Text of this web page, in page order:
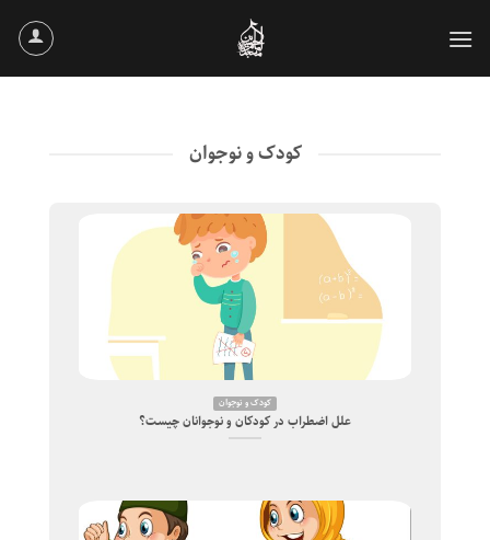
کودک و نوجوان
کودک و نوجوان
علل اضطراب در کودکان و نوجوانان چیست؟